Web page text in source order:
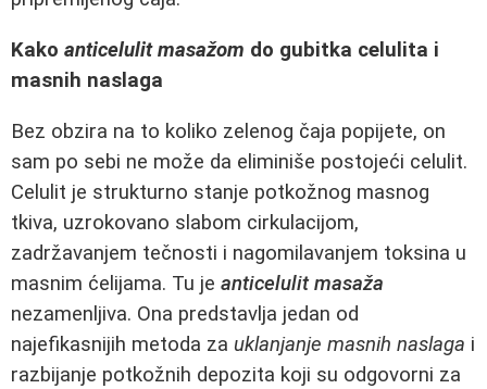
Kako anticelulit masažom do gubitka celulita i
masnih naslaga
Bez obzira na to koliko zelenog čaja popijete, on
sam po sebi ne može da eliminiše postojeći celulit.
Celulit je strukturno stanje potkožnog masnog
tkiva, uzrokovano slabom cirkulacijom,
zadržavanjem tečnosti i nagomilavanjem toksina u
masnim ćelijama. Tu je anticelulit masaža
nezamenljiva. Ona predstavlja jedan od
najefikasnijih metoda za uklanjanje masnih naslaga i
razbijanje potkožnih depozita koji su odgovorni za